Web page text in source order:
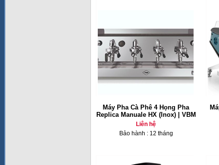
Máy Pha Cà Phê 4 Họng Pha
Replica Manuale HX (Inox) | VBM
Liên hệ
Bảo hành : 12 tháng